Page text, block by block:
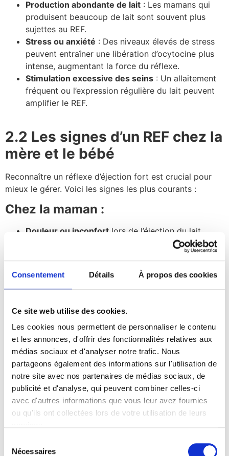
Consentement Détails À propos des cookies
Ce site web utilise des cookies.
Les cookies nous permettent de personnaliser le contenu
et les annonces, d'offrir des fonctionnalités relatives aux
médias sociaux et d'analyser notre trafic. Nous
partageons également des informations sur l'utilisation de
notre site avec nos partenaires de médias sociaux, de
publicité et d'analyse, qui peuvent combiner celles-ci
avec d'autres informations que vous leur avez fournies
ou qu'ils ont collectées lors de votre utilisation de leurs
Nécessaires
Production abondante de lait : Les mamans qui
produisent beaucoup de lait sont souvent plus
sujettes au REF.
Stress ou anxiété : Des niveaux élevés de stress
peuvent entraîner une libération d’ocytocine plus
intense, augmentant la force du réflexe.
Stimulation excessive des seins : Un allaitement
fréquent ou l’expression régulière du lait peuvent
amplifier le REF.
2.2 Les signes d’un REF chez la
mère et le bébé
Reconnaître un réflexe d’éjection fort est crucial pour
mieux le gérer. Voici les signes les plus courants :
Chez la maman :
Douleur ou inconfort lors de l’éjection du lait.
, car les seins se
entre les tétées.
Sensations de picotements ou de brûlureau
moment de l’éjection.
Chez le bébé :
Difficultés à téter: Le bébé peut lâcher le sein
fréquemment ou sembler frustré.
Étouffements ou quintes de touxpendant la
tétée.
Agitation et pleurs: Le bébé peut devenir nerveux
ou refuser le sein.
Selles verdâtres ou explosives: Causées par un
déséquilibre entre le lait de début de tétée (plus